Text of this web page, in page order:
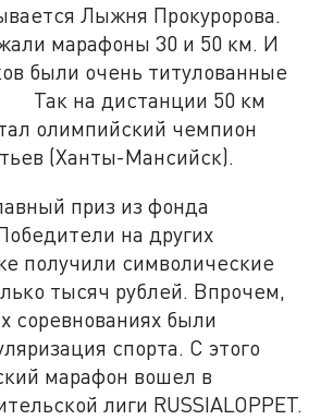
Лыжня Прокуророва.
марафоны 30 и 50 км. И
были очень титулованные
на дистанции 50 км
олимпийский чемпион
(Ханты-Мансийск).
приз из фонда
на других
получили символические
тысяч рублей. Впрочем,
соревнованиях были
спорта. С этого
марафон вошел в
лиги RUSSIALOPPET.